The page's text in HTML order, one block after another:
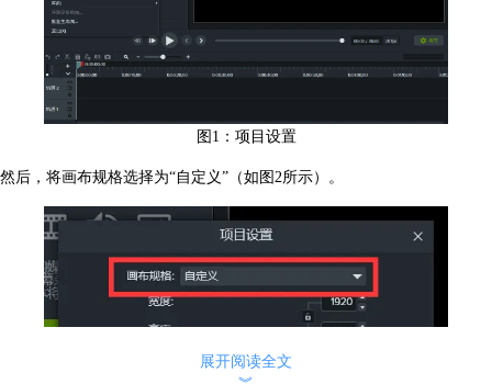
图1：项目设置
然后，将画布规格选择为“自定义”（如图2所示）。
展开阅读全文